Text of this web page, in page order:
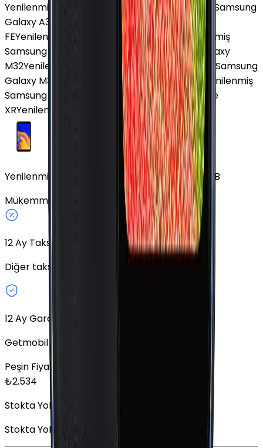
Yenilenmiş Samsung Galaxy J3 ProYenilenmiş Samsung
Galaxy A33
Yenilenmiş Samsung Galaxy S25
FEYenilenmiş Samsung Galaxy J7 CoreYenilenmiş
Samsung Galaxy M52
Yenilenmiş Samsung Galaxy
M32Yenilenmiş Samsung Galaxy J5Yenilenmiş Samsung
Galaxy M31s
Yenilenmiş Samsung Galaxy A12Yenilenmiş
Samsung Galaxy A30S
Yenilenmiş Apple iPhone
XRYenilenmiş Apple iPhone 16 Plus
Yenilenmiş Samsung Galaxy J6 Plus Mavi 64 GB
Mükemmel
Fiziki SIM
12Ay Taksit Seçeneği
Diğer taksit seçeneklerini keşfedin.
12 Ay Garanti
Getmobil Garantisi
Peşin Fiyatına
₺2.534
Stokta Yok
Stokta Yok